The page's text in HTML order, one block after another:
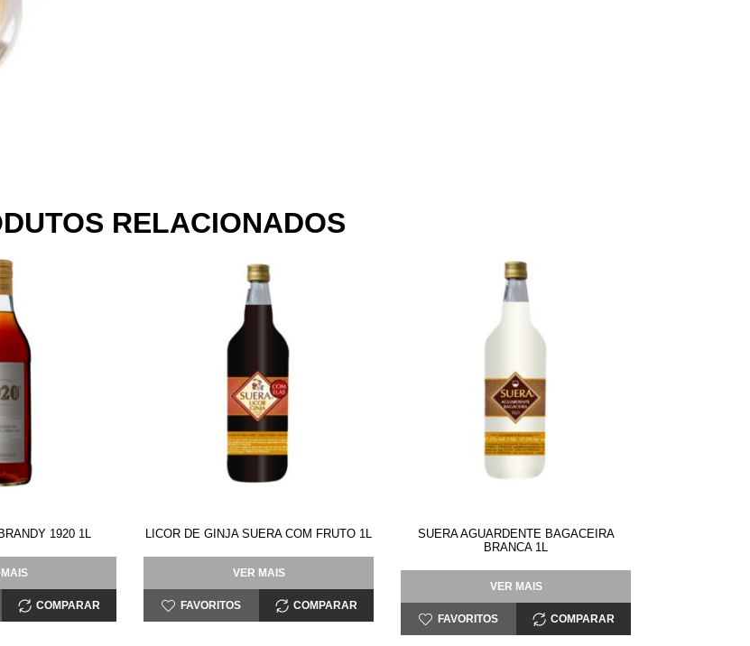
RELACIONADOS
1920 1L
COMPARAR
LICOR DE GINJA SUERA COM FRUTO 1L
VER MAIS
FAVORITOS COMPARAR
SUERA AGUARDENTE BAGACEIRA
BRANCA 1L
VER MAIS
FAVORITOS COMPARAR